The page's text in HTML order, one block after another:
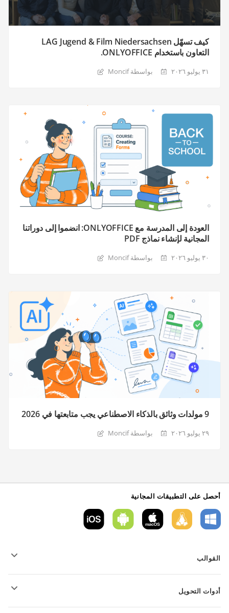
كيف تسهّل LAG Jugend & Film Niedersachsen
التعاون باستخدام ONLYOFFICE.
٣١ يوليو ٢٠٢٦ بواسطة Moncif
العودة إلى المدرسة مع ONLYOFFICE: انضموا إلى دوراتنا
المجانية لإنشاء نماذج PDF
٣٠ يوليو ٢٠٢٦ بواسطة Moncif
9 مولدات وثائق بالذكاء الاصطناعي يجب متابعتها في 2026
٢٩ يوليو ٢٠٢٦ بواسطة Moncif
أحصل على التطبيقات المجانية
القوالب
قوالب المستندات النصية
قوالب الجداول
أدوات التحويل